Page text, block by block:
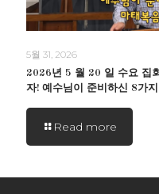
5월 31, 2026
2026년 5 월 20 일 수요 집
자! 예수님이 준비하신 8가지
Read more